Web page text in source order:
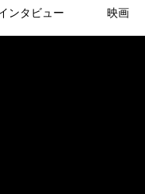
ンタビュー 映画